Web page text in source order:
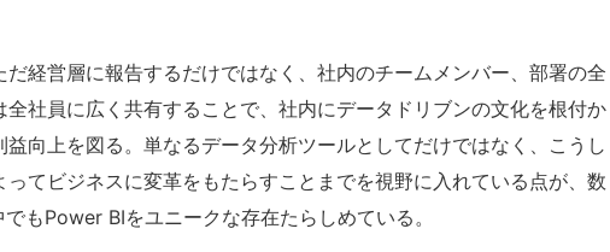
経営層に報告するだけではなく、社内のチームメンバー、部署の全
全社員に広く共有することで、社内にデータドリブンの文化を根付か
向上を図る。単なるデータ分析ツールとしてだけではなく、こうし
てビジネスに変革をもたらすことまでを視野に入れている点が、数
もPower BIをユニークな存在たらしめている。